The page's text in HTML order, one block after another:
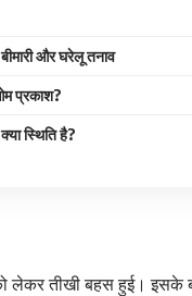
और घरेलू तनाव
प्रकाश?
स्थिति है?
लेकर तीखी बहस हुई। इसके